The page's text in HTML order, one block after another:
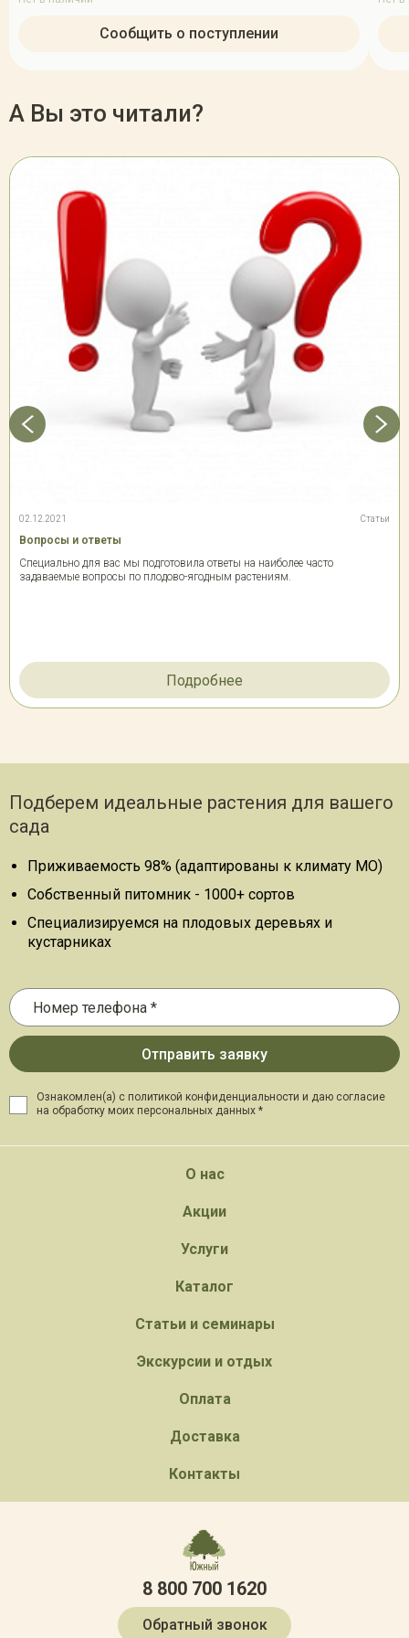
Сообщить о поступлении
А Вы это читали?
02.12.2021 Статьи
Вопросы и ответы
Специально для вас мы подготовила ответы на наиболее часто
задаваемые вопросы по плодово-ягодным растениям.
Подробнее
Подберем идеальные растения для вашего
сада
Приживаемость 98% (адаптированы к климату МО)
Собственный питомник - 1000+ сортов
Специализируемся на плодовых деревьях и
кустарниках
Ознакомлен(а) с политикой конфиденциальности и даю согласие
на обработку моих персональных данных *
О нас
Акции
Услуги
Каталог
Статьи и семинары
Экскурсии и отдых
Оплата
Доставка
Контакты
8 800 700 1620
Обратный звонок